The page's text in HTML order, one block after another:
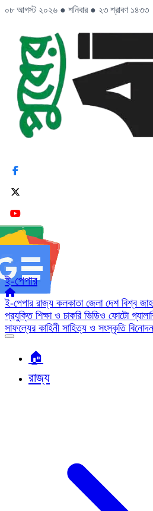
০৮ আগস্ট ২০২৬ ● শনিবার ● ২৩ শ্রাবণ ১৪৩৩
ই-পেপার
ই-পেপার রাজ্য কলকাতা জেলা দেশ বিশ্ব
প্রযুক্তি শিক্ষা ও চাকরি ভিডিও ফোটো
সাফল্যের কাহিনী সাহিত্য ও সংস্কৃতি বিনোদন
🏠︎
রাজ্য